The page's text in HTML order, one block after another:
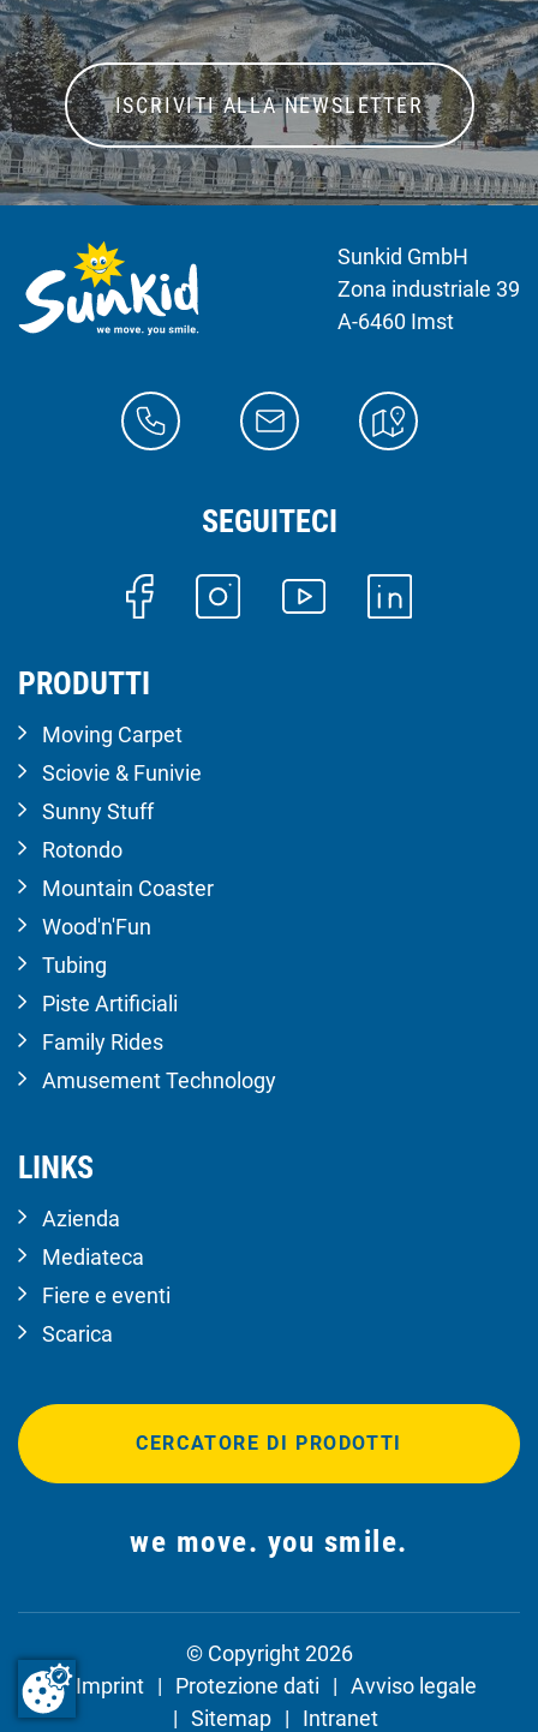
ISCRIVITI ALLA NEWSLETTER
Sunkid GmbH
Zona industriale 39
A-6460 Imst
SEGUITECI
PRODUTTI
Moving Carpet
Sciovie & Funivie
Sunny Stuff
Rotondo
Mountain Coaster
Wood'n'Fun
Tubing
Piste Artificiali
Family Rides
Amusement Technology
LINKS
Azienda
Mediateca
Fiere e eventi
Scarica
CERCATORE DI PRODOTTI
we move. you smile.
© Copyright 2026
Imprint
Protezione dati
Avviso legale
Sitemap
Intranet